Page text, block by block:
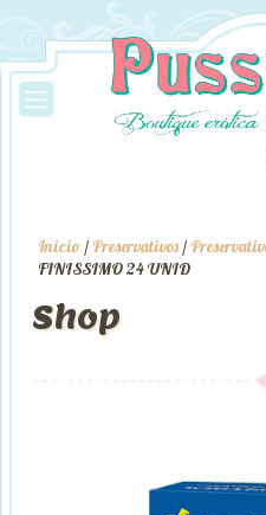
Inicio / Preservativos /
FINISSIMO 24 UNID
Shop